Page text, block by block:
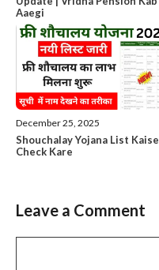
Aaegi
December 25, 2025
Shouchalay Yojana List Kaise
Check Kare
Leave a Comment